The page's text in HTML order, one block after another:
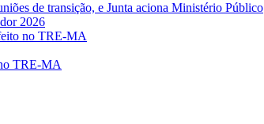
de transição, e Junta aciona Ministério Público
2026
no TRE-MA
TRE-MA